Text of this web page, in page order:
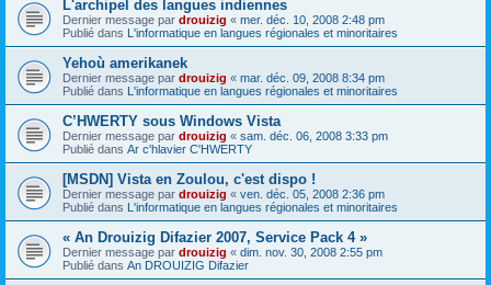
L'archipel des langues indiennes
Dernier message par drouizig « mer. déc. 10, 2008 2:48 pm
Publié dans L'informatique en langues régionales et minoritaires
Yehoù amerikanek
Dernier message par drouizig « mar. déc. 09, 2008 8:34 pm
Publié dans L'informatique en langues régionales et minoritaires
C’HWERTY sous Windows Vista
Dernier message par drouizig « sam. déc. 06, 2008 3:33 pm
Publié dans Ar c'hlavier C'HWERTY
[MSDN] Vista en Zoulou, c'est dispo !
Dernier message par drouizig « ven. déc. 05, 2008 2:36 pm
Publié dans L'informatique en langues régionales et minoritaires
« An Drouizig Difazier 2007, Service Pack 4 »
Dernier message par drouizig « dim. nov. 30, 2008 2:55 pm
Publié dans An DROUIZIG Difazier